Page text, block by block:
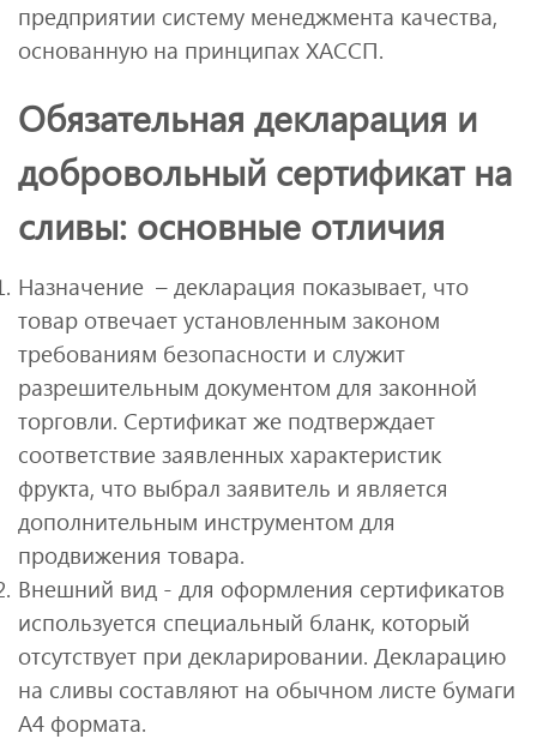
предприятии систему менеджмента качества,
основанную на принципах ХАССП.
Обязательная декларация и
добровольный сертификат на
сливы: основные отличия
Назначение – декларация показывает, что
товар отвечает установленным законом
требованиям безопасности и служит
разрешительным документом для законной
торговли. Сертификат же подтверждает
соответствие заявленных характеристик
фрукта, что выбрал заявитель и является
дополнительным инструментом для
продвижения товара.
Внешний вид - для оформления сертификатов
используется специальный бланк, который
отсутствует при декларировании. Декларацию
на сливы составляют на обычном листе бумаги
А4 формата.